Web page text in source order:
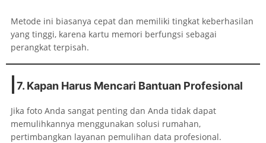
Metode ini biasanya cepat dan memiliki tingkat keberhasilan
yang tinggi, karena kartu memori berfungsi sebagai
perangkat terpisah.
7. Kapan Harus Mencari Bantuan Profesional
Jika foto Anda sangat penting dan Anda tidak dapat
memulihkannya menggunakan solusi rumahan,
pertimbangkan layanan pemulihan data profesional.